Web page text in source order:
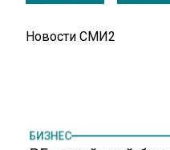
Новости СМИ2
РГ: китайский